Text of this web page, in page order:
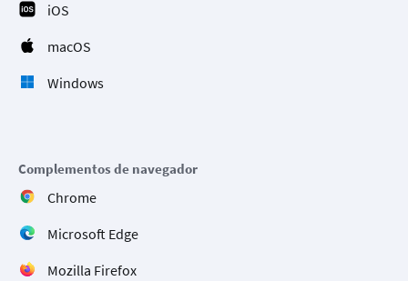
iOS
macOS
Windows
Complementos de navegador
Chrome
Microsoft Edge
Mozilla Firefox